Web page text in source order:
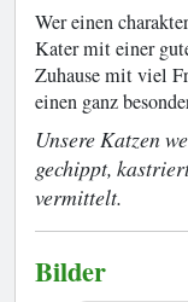
Wer einen
Kater mit einer
Zuhause mit viel
einen ganz
Unsere Katzen
gechippt,
vermittelt.
Bilder